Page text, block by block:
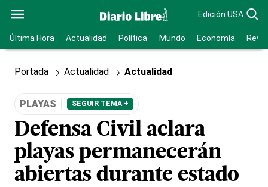
Edición USA
Última Hora Actualidad Política Mundo Economía
Portada Actualidad Actualidad
PLAYAS SEGUIR TEMA +
Defensa Civil aclara
playas permanecerán
abiertas durante estado